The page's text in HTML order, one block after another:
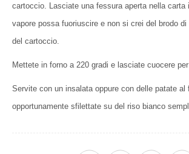
cartoccio. Lasciate una fessura aperta nella carta
vapore possa fuoriuscire e non si crei del brodo di
del cartoccio.
Mettete in forno a 220 gradi e lasciate cuocere
Servite con un insalata oppure con delle patate al
opportunamente sfilettate su del riso bianco